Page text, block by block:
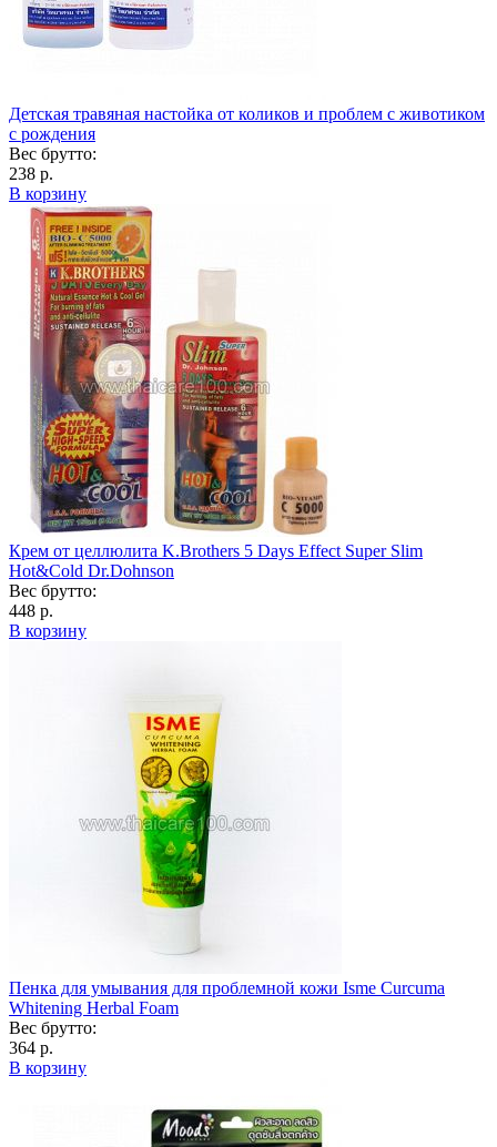
Детская травяная настойка от коликов и проблем с животиком
с рождения
Вес брутто:
238 р.
В корзину
Крем от целлюлита K.Brothers 5 Days Effect Super Slim
Hot&Cold Dr.Dohnson
Вес брутто:
448 р.
В корзину
Пенка для умывания для проблемной кожи Isme Curcuma
Whitening Herbal Foam
Вес брутто:
364 р.
В корзину